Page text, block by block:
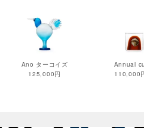
Ano ターコイズ
125,000円
Annual
110,000